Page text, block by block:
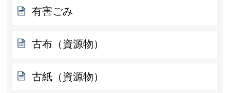
有害ごみ
古布（資源物）
古紙（資源物）